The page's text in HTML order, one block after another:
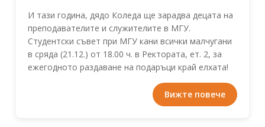
И тази година, дядо Коледа ще зарадва децата на
преподавателите и служителите в МГУ.
Студентски съвет при МГУ кани всички малчугани
в сряда (21.12.) от 18.00 ч. в Ректората, ет. 2, за
ежегодното раздаване на подаръци край елхата!
Вижте повече